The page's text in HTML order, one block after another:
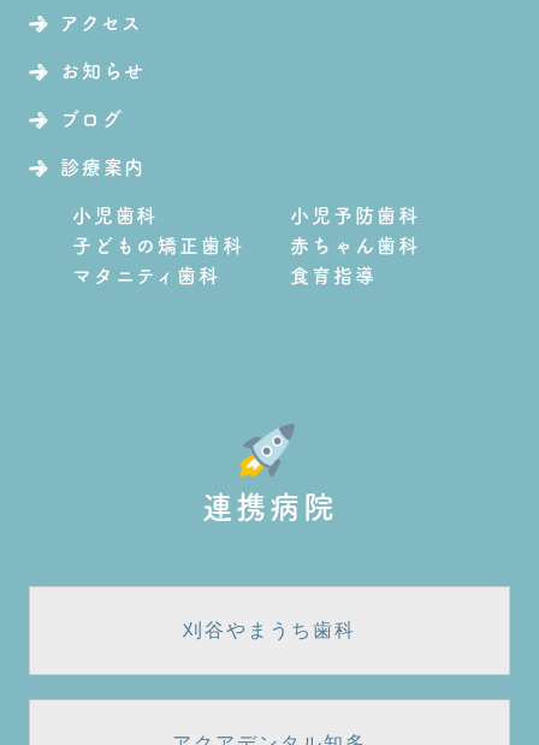
アクセス
お知らせ
ブログ
診療案内
小児歯科
小児予防歯科
子どもの矯正歯科
赤ちゃん歯科
マタニティ歯科
食育指導
連携病院
刈谷やまうち歯科